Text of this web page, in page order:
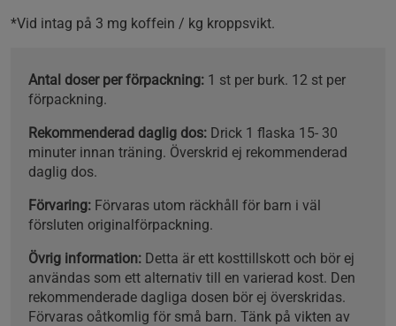
*Vid intag på 3 mg koffein / kg kroppsvikt.
Antal doser per förpackning: 1 st per burk. 12 st per
förpackning.
Rekommenderad daglig dos: Drick 1 flaska 15- 30
minuter innan träning. Överskrid ej rekommenderad
daglig dos.
Förvaring: Förvaras utom räckhåll för barn i väl
försluten originalförpackning.
Övrig information: Detta är ett kosttillskott och bör ej
användas som ett alternativ till en varierad kost. Den
rekommenderade dagliga dosen bör ej överskridas.
Förvaras oåtkomlig för små barn. Tänk på vikten av